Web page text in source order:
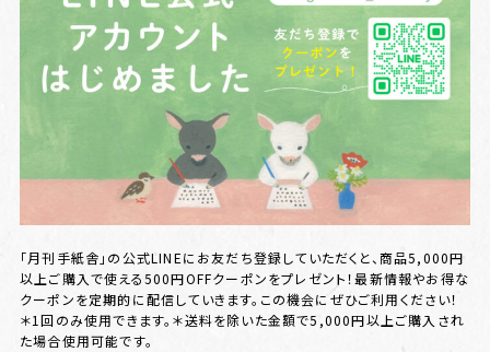
「月刊手紙舎」の公式LINEにお友だち登録していただくと、商品5,000円
以上ご購入で使える500円OFFクーポンをプレゼント！最新情報やお得な
クーポンを定期的に配信していきます。この機会にぜひご利用ください！
＊1回のみ使用できます。＊送料を除いた金額で5,000円以上ご購入され
た場合使用可能です。